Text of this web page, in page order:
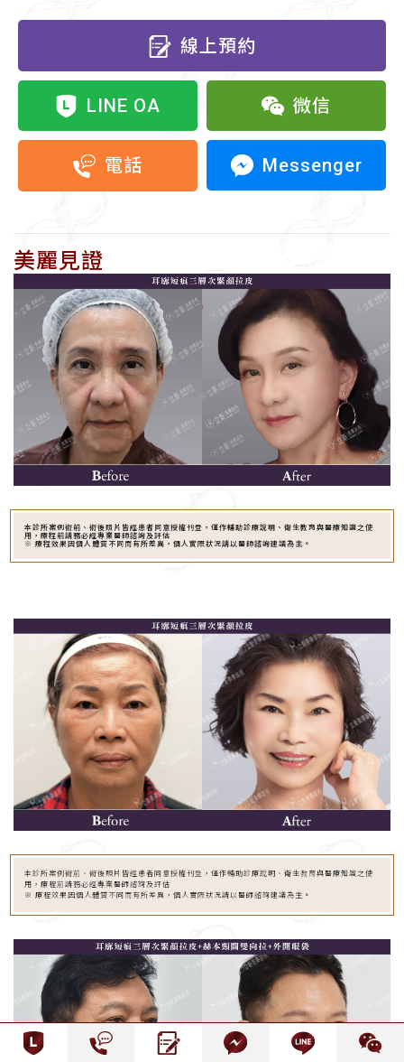
線上預約
LINE OA 微信
電話 Messenger
美麗見證
本診所案例術前、術後照片皆經患者同意授權刊登，僅作輔助診療說明、衛生教育與醫療知識之使
用，療程前請務必經專業醫師諮詢及評估
※ 療程效果因個人體質不同而有所差異，個人實際狀況請以醫師諮詢建議為主。
本診所案例術前、術後照片皆經患者同意授權刊登，僅作輔助診療說明、衛生教育與醫療知識之使
用，療程前請務必經專業醫師諮詢及評估
※ 療程效果因個人體質不同而有所差異，個人實際狀況請以醫師諮詢建議為主。